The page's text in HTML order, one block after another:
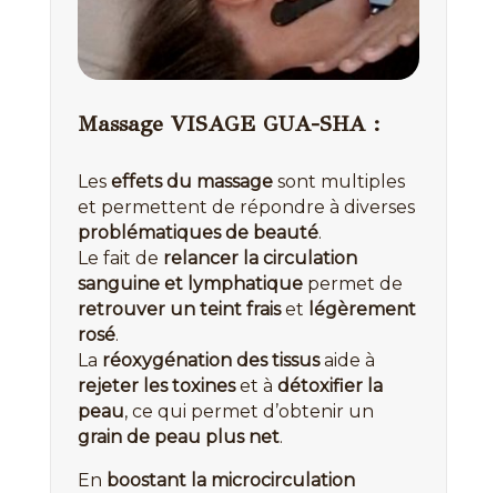
Massage VISAGE GUA-SHA :
Les effets du massagesont multiples
et permettent de répondre à diverses
problématiques de beauté.
Le fait de relancer la circulation
sanguine et lymphatiquepermet de
retrouver un teint fraiset légèrement
rosé.
La réoxygénation des tissusaide à
rejeter les toxineset à détoxifier la
peau, ce qui permet d’obtenir un
grain de peau plus net.
En boostant la microcirculation